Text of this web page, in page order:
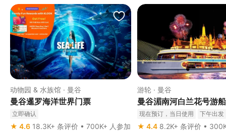
动物园 & 水族馆 · 曼谷
曼谷暹罗海洋世界门票
立即确认
★ 4.6 18.3K+ 条评价 • 700K+ 人参加
游轮 · 曼谷
曼谷湄南河白兰花号游船
现在预订，当日使用
下午出发
最长3小时
★ 4.4 8.2K+ 条评价 •